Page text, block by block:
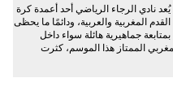
يُعد نادي الرجاء الرياضي أحد أعمدة كرة
القدم المغربية والعربية، ودائمًا ما يحظى
بمتابعة جماهيرية هائلة سواء داخل
الممتاز هذا الموسم، كثرت